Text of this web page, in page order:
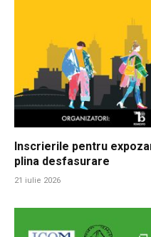
Inscrierile pentru
plina desfasurare
21 iulie 2026